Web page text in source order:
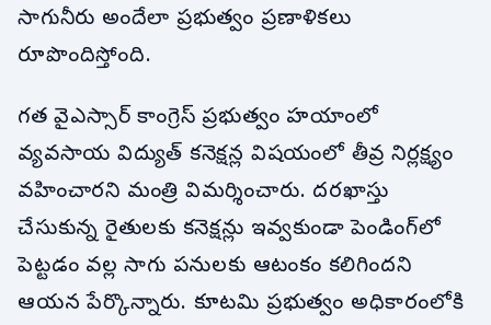
సాగునీరు అందేలా ప్రభుత్వం ప్రణాళికలు
రూపొందిస్తోంది.
గత వైఎస్సార్ కాంగ్రెస్ ప్రభుత్వం హయాంలో
వ్యవసాయ విద్యుత్ కనెక్షన్ల విషయంలో తీవ్ర నిర్లక్ష్యం
వహించారని మంత్రి విమర్శించారు. దరఖాస్తు
చేసుకున్న రైతులకు కనెక్షన్లు ఇవ్వకుండా పెండింగ్‌లో
పెట్టడం వల్ల సాగు పనులకు ఆటంకం కలిగిందని
ఆయన పేర్కొన్నారు. కూటమి ప్రభుత్వం అధికారంలోకి